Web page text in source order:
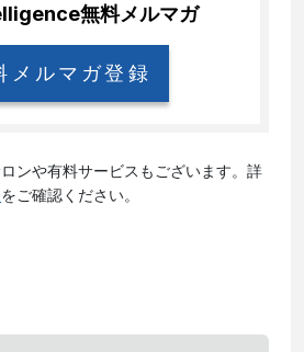
無料メルマガ
メルマガ登録
ンや有料サービスもございます。詳
をご確認ください。